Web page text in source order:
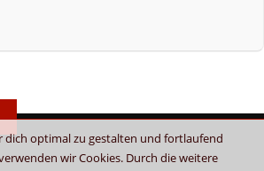
dich optimal zu gestalten und fortlaufend
wir Cookies. Durch die weitere